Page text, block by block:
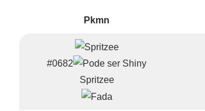
Pkmn
#0682
Spritzee